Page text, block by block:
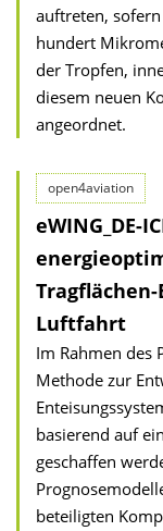
auftreten,
hundert
der Tropfen,
diesem neuen
angeordnet.
open4aviation
eWING_DE-
Luftfahrt
Im Rahmen des
Methode zur
basierend auf
geschaffen
beteiligten